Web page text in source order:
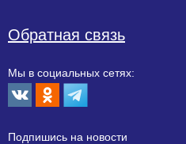
Обратная связь
Мы в социальных сетях:
Подпишиcь на новости